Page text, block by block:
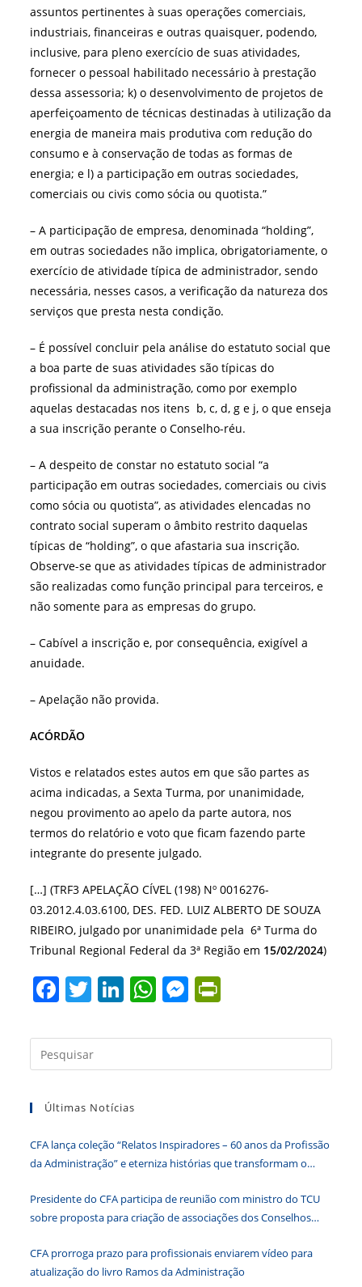
assuntos pertinentes à suas operações comerciais,
industriais, financeiras e outras quaisquer, podendo,
inclusive, para pleno exercício de suas atividades,
fornecer o pessoal habilitado necessário à prestação
dessa assessoria; k) o desenvolvimento de projetos de
aperfeiçoamento de técnicas destinadas à utilização da
energia de maneira mais produtiva com redução do
consumo e à conservação de todas as formas de
energia; e l) a participação em outras sociedades,
comerciais ou civis como sócia ou quotista.”
– A participação de empresa, denominada “holding”,
em outras sociedades não implica, obrigatoriamente, o
exercício de atividade típica de administrador, sendo
necessária, nesses casos, a verificação da natureza dos
serviços que presta nesta condição.
– É possível concluir pela análise do estatuto social que
a boa parte de suas atividades são típicas do
profissional da administração, como por exemplo
aquelas destacadas nos itens b, c, d, g e j, o que enseja
a sua inscrição perante o Conselho-réu.
– A despeito de constar no estatuto social “a
participação em outras sociedades, comerciais ou civis
como sócia ou quotista”, as atividades elencadas no
contrato social superam o âmbito restrito daquelas
típicas de “holding”, o que afastaria sua inscrição.
Observe-se que as atividades típicas de administrador
são realizadas como função principal para terceiros, e
não somente para as empresas do grupo.
– Cabível a inscrição e, por consequência, exigível a
anuidade.
– Apelação não provida.
ACÓRDÃO
Vistos e relatados estes autos em que são partes as
acima indicadas, a Sexta Turma, por unanimidade,
negou provimento ao apelo da parte autora, nos
termos do relatório e voto que ficam fazendo parte
integrante do presente julgado.
[…] (TRF3 APELAÇÃO CÍVEL (198) Nº 0016276-
03.2012.4.03.6100, DES. FED. LUIZ ALBERTO DE SOUZA
RIBEIRO, julgado por unanimidade pela 6ª Turma do
Tribunal Regional Federal da 3ª Região em 15/02/2024)
F
c
e
o
o
k
T
itt
er
Li
k
e
n
W
at
s
p
M
ss
e
er
tF
ri
dl
y
a
Últimas Notícias
CFA lança coleção “Relatos Inspiradores – 60 anos da Profissão
da Administração” e eterniza histórias que transformam o
Presidente do CFA participa de reunião com ministro do TCU
sobre proposta para criação de associações dos Conselhos
CFA prorroga prazo para profissionais enviarem vídeo para
atualização do livro Ramos da Administração